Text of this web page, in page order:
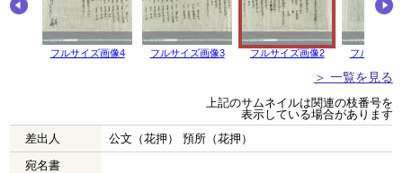
フルサイズ画像4 フルサイズ画像3 フルサイズ画像2 フルサイズ
＞ 一覧を見る
上記のサムネイルは関連の枝番号を
表示している場合があります
差出人
公文（花押） 預所（花押）
宛名書